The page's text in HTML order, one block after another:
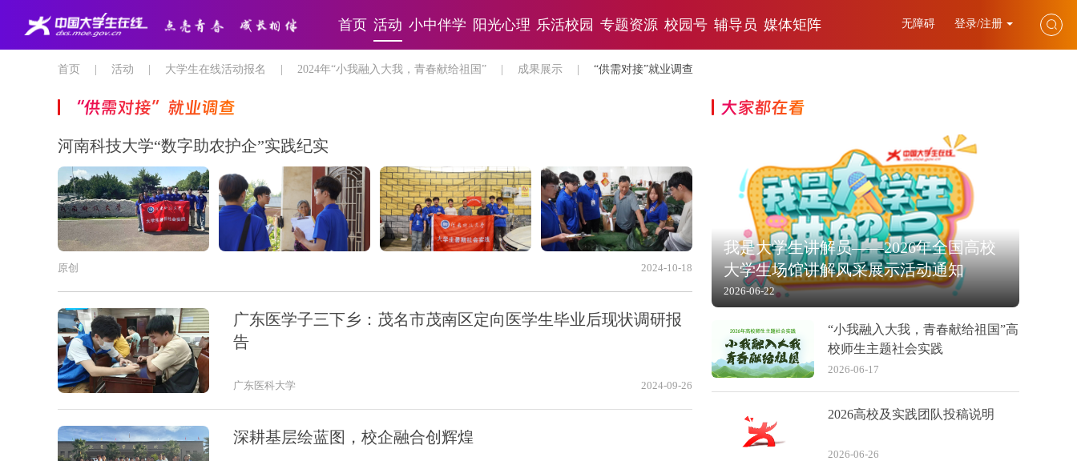
首页 活动 小中伴学 阳光心理 乐活校园 专题资源 校园号 辅导员 媒体矩阵 无障碍 登录/注册
首页 活动 大学生在线活动报名 2024年“小我融入大我，青春献给祖国” 成果展示 “供需对接”就业调查
“供需对接”就业调查
河南科技大学“数字助农护企”实践纪实
原创 2024-10-18
广东医学子三下乡：茂名市茂南区定向医学生毕业后现状调研报
告
广东医科大学 2024-09-26
深耕基层绘蓝图，校企融合创辉煌
大家都在看
我是大学生讲解员——2026年全国高校
大学生场馆讲解风采展示活动通知
2026-06-22
“小我融入大我，青春献给祖国”高
校师生主题社会实践
2026-06-17
2026高校及实践团队投稿说明
2026-06-26